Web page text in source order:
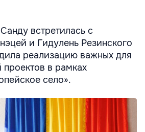
встретилась с
и Гидулень Резинского
реализацию важных для
в рамках
село».